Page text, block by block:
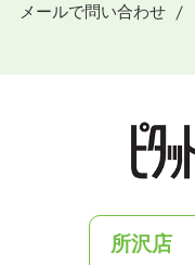
メールで問い合わせ
所沢店